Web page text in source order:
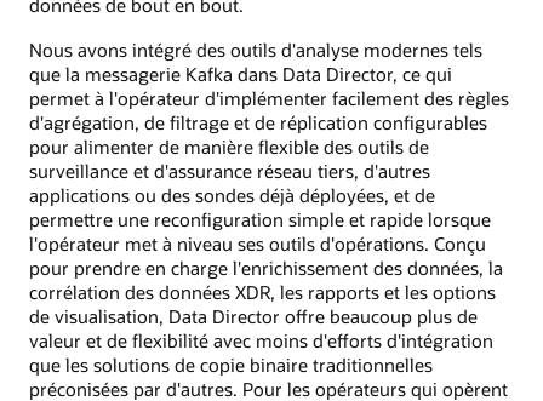
données de bout en bout.
Nous avons intégré des outils d'analyse modernes tels
que la messagerie Kafka dans Data Director, ce qui
permet à l'opérateur d'implémenter facilement des règles
d'agrégation, de filtrage et de réplication configurables
pour alimenter de manière flexible des outils de
surveillance et d'assurance réseau tiers, d'autres
applications ou des sondes déjà déployées, et de
permettre une reconfiguration simple et rapide lorsque
l'opérateur met à niveau ses outils d'opérations. Conçu
pour prendre en charge l'enrichissement des données, la
corrélation des données XDR, les rapports et les options
de visualisation, Data Director offre beaucoup plus de
valeur et de flexibilité avec moins d'efforts d'intégration
que les solutions de copie binaire traditionnelles
préconisées par d'autres. Pour les opérateurs qui opèrent